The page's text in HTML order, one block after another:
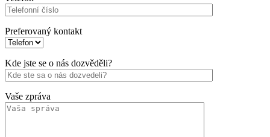
Preferovaný kontakt
Kde jste se o nás dozvěděli?
Vaše zpráva